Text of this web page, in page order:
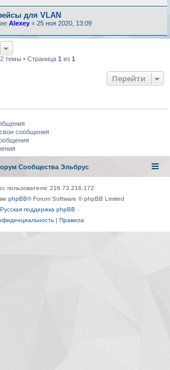
для VLAN
Alexey « 25 ноя 2020, 13:09
2 темы • Страница 1 из 1
Перейти
сообщения
Сообщества Эльбрус
пользователя: 216.73.216.172
phpBB® Forum Software © phpBB Limited
Русская поддержка phpBB
| Правила